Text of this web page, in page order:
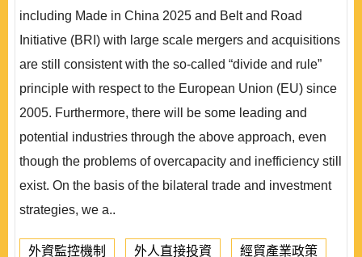
including Made in China 2025 and Belt and Road
Initiative (BRI) with large scale mergers and acquisitions
are still consistent with the so-called “divide and rule”
principle with respect to the European Union (EU) since
2005. Furthermore, there will be some leading and
potential industries through the above approach, even
though the problems of overcapacity and inefficiency still
exist. On the basis of the bilateral trade and investment
strategies, we a..
外資監控機制 外人直接投資 經貿產業政策